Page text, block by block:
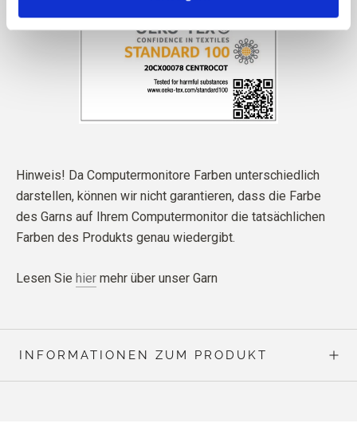
Hinweis! Da Computermonitore Farben unterschiedlich
darstellen, können wir nicht garantieren, dass die Farbe
des Garns auf Ihrem Computermonitor die tatsächlichen
Farben des Produkts genau wiedergibt.
Lesen Sie hier mehr über unser Garn
INFORMATIONEN ZUM PRODUKT